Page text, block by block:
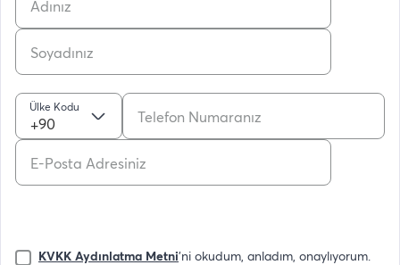
Ülke Kodu
+90
KVKK Aydınlatma Metni'ni okudum, anladım, onaylıyorum.